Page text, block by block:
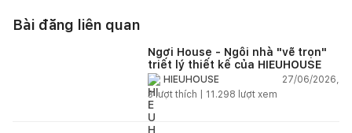
Bài đăng liên quan
Ngơi House - Ngôi nhà "vẽ trọn"
triết lý thiết kế của HIEUHOUSE
HIEUHOUSE
27/06/2026,
3lượt thích | 11.298 lượt xem